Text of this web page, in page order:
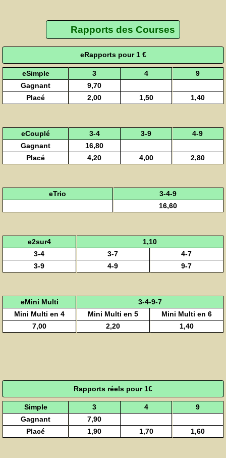
Rapports des Courses
eRapports pour 1 €
eSimple 3 4
9
Gagnant
9,70
Placé
2,00 1,50 1,40
eCouplé 3-4 3-9
4-9
Gagnant
16,80
Placé
4,20 4,00 2,80
eTrio
3-4-9
16,60
e2sur4
1,10
3-4
3-7
4-7
3-9
4-9 9-7
eMini Multi
3-4-9-7
Mini Multi en 4
Mini Multi en 5
Mini Multi en 6
7,00
2,20 1,40
Rapports réels pour 1€
Simple 3 4
9
Gagnant
7,90
Placé
1,90 1,70 1,60